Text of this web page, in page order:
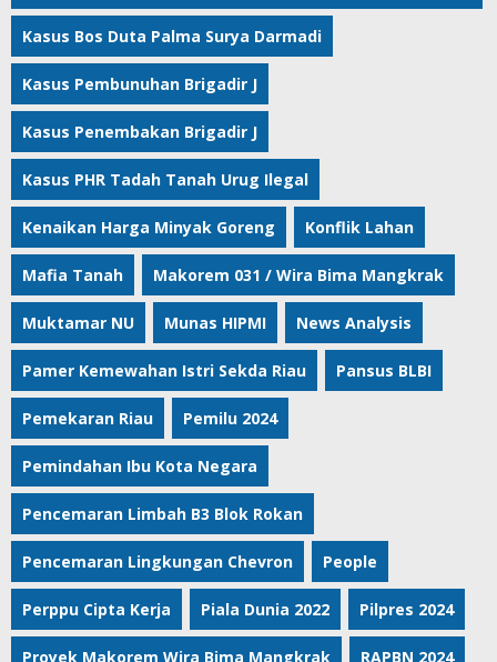
Kasus Bos Duta Palma Surya Darmadi
Kasus Pembunuhan Brigadir J
Kasus Penembakan Brigadir J
Kasus PHR Tadah Tanah Urug Ilegal
Kenaikan Harga Minyak Goreng Konflik Lahan
Mafia Tanah Makorem 031 / Wira Bima Mangkrak
Muktamar NU Munas HIPMI News Analysis
Pamer Kemewahan Istri Sekda Riau Pansus BLBI
Pemekaran Riau Pemilu 2024
Pemindahan Ibu Kota Negara
Pencemaran Limbah B3 Blok Rokan
Pencemaran Lingkungan Chevron People
Perppu Cipta Kerja Piala Dunia 2022 Pilpres 2024
Proyek Makorem Wira Bima Mangkrak RAPBN 2024